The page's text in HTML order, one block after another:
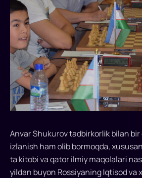
poydevori,
qanday
xom-
ashyodan
bunyod
etilayotgani
qiziqtiradi.
Chiroyli
pishiq
uylarga
boqib,
«Katta
bo‘lsam,
Anvar Shukurov tadbirkorlik bilan
izlanish ham olib bormoqda,
ta kitobi va qator ilmiy maqolalari
yildan buyon Rossiyaning Iqtisod